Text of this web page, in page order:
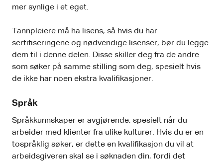
mer synlige i et eget.
Tannpleiere må ha lisens, så hvis du har
sertifiseringene og nødvendige lisenser, bør du legge
dem til i denne delen. Disse skiller deg fra de andre
som søker på samme stilling som deg, spesielt hvis
de ikke har noen ekstra kvalifikasjoner.
Språk
Språkkunnskaper er avgjørende, spesielt når du
arbeider med klienter fra ulike kulturer. Hvis du er en
tospråklig søker, er dette en kvalifikasjon du vil at
arbeidsgiveren skal se i søknaden din, fordi det